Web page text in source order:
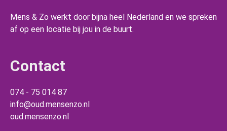
Mens & Zo werkt door bijna heel Nederland en we spreken
af op een locatie bij jou in de buurt.
Contact
074 - 75 014 87
info@oud.mensenzo.nl
oud.mensenzo.nl